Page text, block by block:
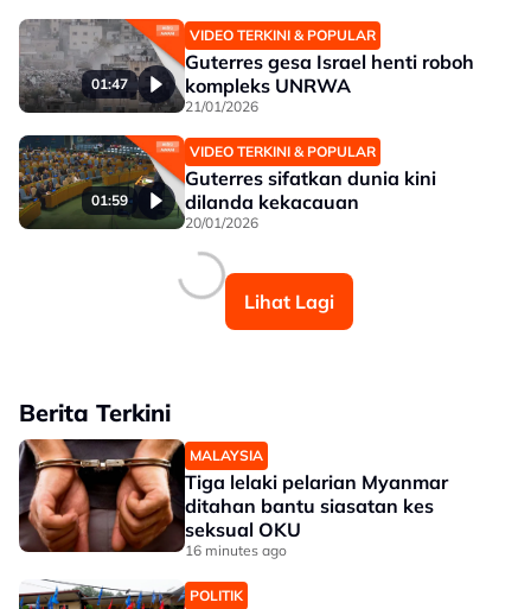
01:47
VIDEO TERKINI & POPULAR
Guterres gesa Israel henti roboh
kompleks UNRWA
21/01/2026
01:59
VIDEO TERKINI & POPULAR
Guterres sifatkan dunia kini
dilanda kekacauan
20/01/2026
Lihat Lagi
Berita Terkini
MALAYSIA
Tiga lelaki pelarian Myanmar
ditahan bantu siasatan kes
seksual OKU
16 minutes ago
POLITIK